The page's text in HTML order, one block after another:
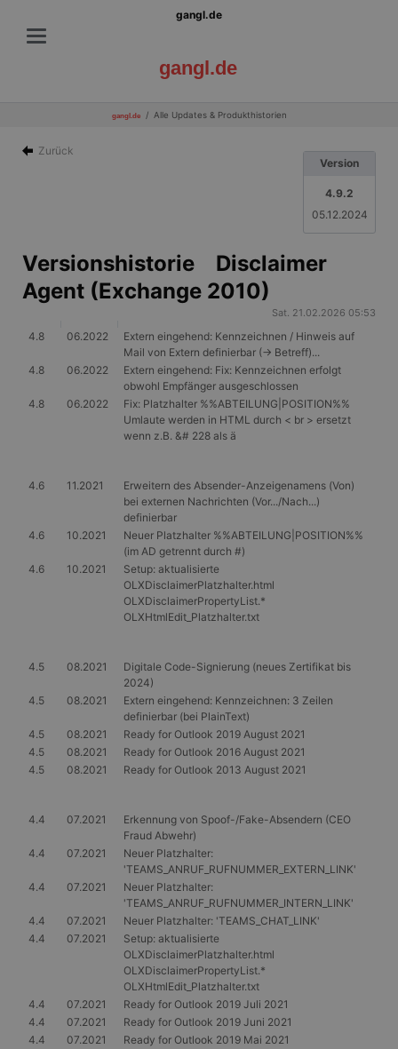
gangl.de
gangl.de
gangl.de Alle Updates & Produkthistorien
Zurück
Version
4.9.2
05.12.2024
Versionshistorie Disclaimer
Agent (Exchange 2010)
Sat. 21.02.2026 05:53
4.8 06.2022
Extern eingehend: Kennzeichnen / Hinweis auf
Mail von Extern definierbar (-> Betreff)...
4.8
06.2022
Extern eingehend: Fix: Kennzeichnen erfolgt
obwohl Empfänger ausgeschlossen
4.8
06.2022
Fix: Platzhalter %%ABTEILUNG|POSITION%%
Umlaute werden in HTML durch < br > ersetzt
wenn z.B. &# 228 als ä
4.6 11.2021
Erweitern des Absender-Anzeigenamens (Von)
bei externen Nachrichten (Vor.../Nach...)
definierbar
4.6
10.2021
Neuer Platzhalter %%ABTEILUNG|POSITION%%
(im AD getrennt durch #)
4.6
10.2021
Setup: aktualisierte
OLXDisclaimerPlatzhalter.html
OLXDisclaimerPropertyList.*
OLXHtmlEdit_Platzhalter.txt
4.5 08.2021
Digitale Code-Signierung (neues Zertifikat bis
2024)
4.5
08.2021
Extern eingehend: Kennzeichnen: 3 Zeilen
definierbar (bei PlainText)
4.5
08.2021
Ready for Outlook 2019 August 2021
4.5
08.2021
Ready for Outlook 2016 August 2021
4.5
08.2021 Ready for Outlook 2013 August 2021
4.4 07.2021
Erkennung von Spoof-/Fake-Absendern (CEO
Fraud Abwehr)
4.4
07.2021
Neuer Platzhalter:
'TEAMS_ANRUF_RUFNUMMER_EXTERN_LINK'
4.4
07.2021
Neuer Platzhalter:
'TEAMS_ANRUF_RUFNUMMER_INTERN_LINK'
4.4
07.2021
Neuer Platzhalter: 'TEAMS_CHAT_LINK'
4.4
07.2021
Setup: aktualisierte
OLXDisclaimerPlatzhalter.html
OLXDisclaimerPropertyList.*
OLXHtmlEdit_Platzhalter.txt
4.4
07.2021
Ready for Outlook 2019 Juli 2021
4.4
07.2021
Ready for Outlook 2019 Juni 2021
4.4
07.2021
Ready for Outlook 2019 Mai 2021